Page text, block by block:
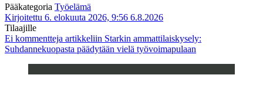
Pääkategoria Työelämä
Kirjoitettu 6. elokuuta 2026, 9:56 6.8.2026
Tilaajille
Ei kommentteja artikkeliin Starkin ammattilaiskysely:
Suhdannekuopasta päädytään vielä työvoimapulaan